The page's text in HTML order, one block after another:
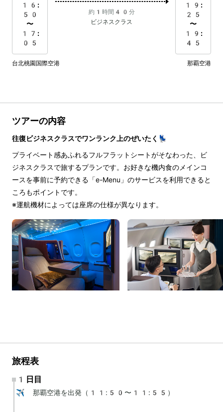
16:
50
〜
17:
05
約1時間40分
ビジネスクラス
19:
25
〜
19:
45
台北桃園国際空港 那覇空港
ツアーの内容
往復ビジネスクラスでワンランク上のぜいたく💺
プライベート感あふれるフルフラットシートがそなわった、ビ
ジネスクラスで旅するプランです。お好きな機内食のメインコ
ースを事前に予約できる「e-Menu」のサービスを利用できると
ころもポイントです。
※運航機材によっては座席の仕様が異なります。
旅程表
1日目
✈️ 那覇空港を出発（11:50〜11:55）